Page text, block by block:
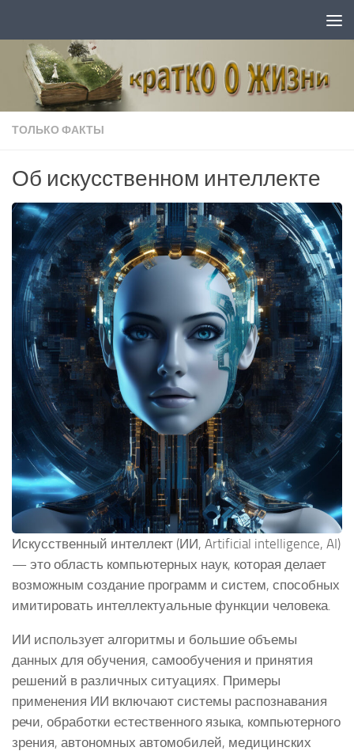
ТОЛЬКО ФАКТЫ
Об искусственном интеллекте
Искусственный интеллект (ИИ, Artificial intelligence, AI)
— это область компьютерных наук, которая делает
возможным создание программ и систем, способных
имитировать интеллектуальные функции человека.
ИИ использует алгоритмы и большие объемы
данных для обучения, самообучения и принятия
решений в различных ситуациях. Примеры
применения ИИ включают системы распознавания
речи, обработки естественного языка, компьютерного
зрения, автономных автомобилей, медицинских